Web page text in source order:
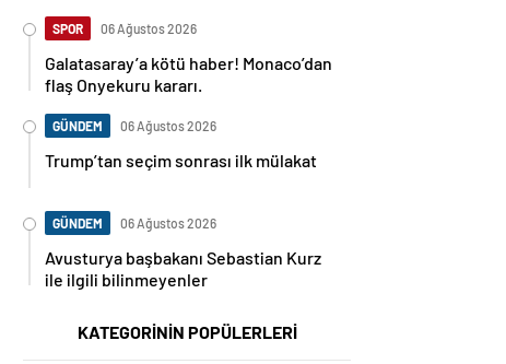
SPOR 06 Ağustos 2026
Galatasaray’a kötü haber! Monaco’dan
flaş Onyekuru kararı.
GÜNDEM 06 Ağustos 2026
Trump’tan seçim sonrası ilk mülakat
GÜNDEM 06 Ağustos 2026
Avusturya başbakanı Sebastian Kurz
ile ilgili bilinmeyenler
KATEGORİNİN POPÜLERLERİ